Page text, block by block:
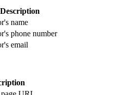
Description
name
phone number
email